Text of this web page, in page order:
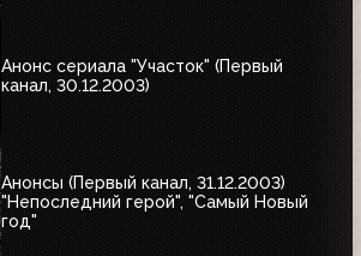
Анонс сериала "Участок" (Первый
канал, 30.12.2003)
Анонсы (Первый канал, 31.12.2003)
"Непоследний герой", "Самый Новый
год"